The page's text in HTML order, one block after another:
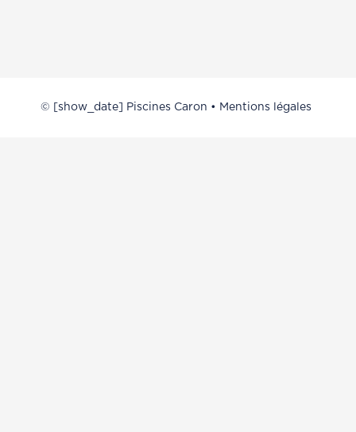
© [show_date] Piscines Caron • Mentions légales